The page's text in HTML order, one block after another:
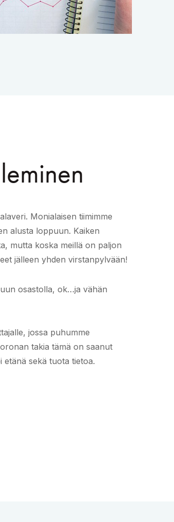
Monialaisen tiimimme
alusta loppuun. Kaiken
mutta koska meillä on paljon
jälleen yhden virstanpylvään!
osastolla, ok…ja vähän
jossa puhumme
takia tämä on saanut
sekä tuota tietoa.